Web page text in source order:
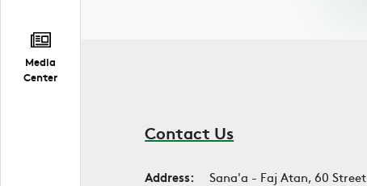
Media
Center
Contact Us
Address:
Sana'a - Faj Atan, 60 Street